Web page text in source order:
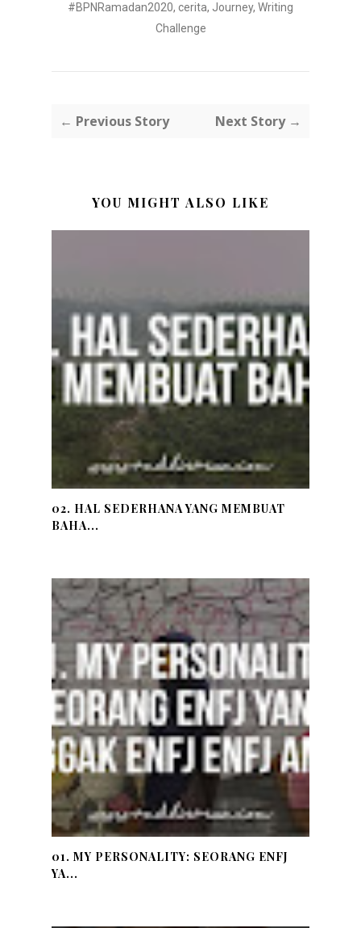
#BPNRamadan2020, cerita, Journey, Writing
Challenge
← Previous Story Next Story →
YOU MIGHT ALSO LIKE
02. HAL SEDERHANA YANG MEMBUAT
BAHA...
01. MY PERSONALITY: SEORANG ENFJ
YA...